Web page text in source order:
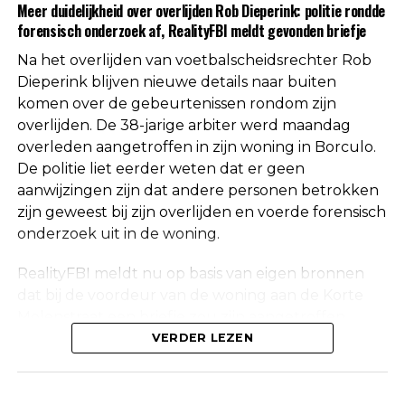
worden geen verdere mededelingen gedaan over
de doodsoorzaak.
Een vaste waarde in de Nederlandse
arbitrage
Met het overlijden van Rob Dieperink verliest het
Nederlandse voetbal een scheidsrechter die
jarenlang actief was op het hoogste niveau.
Dieperink begon al op jonge leeftijd met fluiten in
het amateurvoetbal en werkte zich stap voor stap
toegewezen, waarna uiteindelijk ook de Eredivisie
Meer duidelijkheid over overlijden Rob Dieperink: politie rondde
forensisch onderzoek af, RealityFBI meldt gevonden briefje
Na het overlijden van voetbalscheidsrechter Rob
Dieperink blijven nieuwe details naar buiten
komen over de gebeurtenissen rondom zijn
overlijden. De 38-jarige arbiter werd maandag
overleden aangetroffen in zijn woning in Borculo.
De politie liet eerder weten dat er geen
aanwijzingen zijn dat andere personen betrokken
zijn geweest bij zijn overlijden en voerde forensisch
onderzoek uit in de woning.
RealityFBI meldt nu op basis van eigen bronnen
waarop Dieperink een persoonlijke boodschap had
VERDER LEZEN